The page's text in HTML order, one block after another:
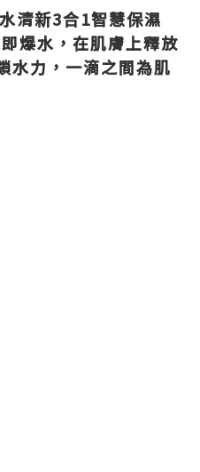
清新3合1智慧保濕
爆水，在肌膚上釋放
水力，一滴之間為肌